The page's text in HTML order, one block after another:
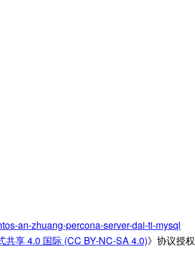
an-zhuang-percona-server-dai-ti-mysql
享 4.0 国际 (CC BY-NC-SA 4.0)》协议授权